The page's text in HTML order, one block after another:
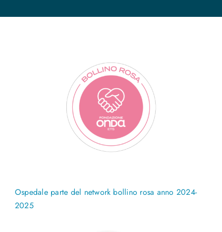
Ospedale parte del network bollino rosa anno 2024-
2025